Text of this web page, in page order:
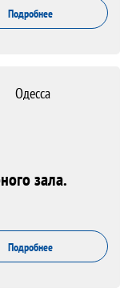
Подробнее
Одесса
зала.
Подробнее